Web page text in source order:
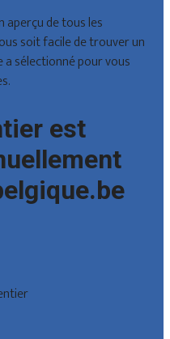
aperçu de tous les
soit facile de trouver un
sélectionné pour vous
est